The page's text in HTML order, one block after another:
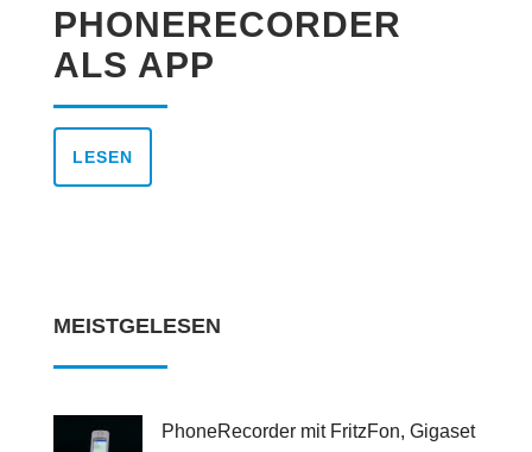
PHONERECORDER
ALS APP
LESEN
MEISTGELESEN
PhoneRecorder mit FritzFon, Gigaset